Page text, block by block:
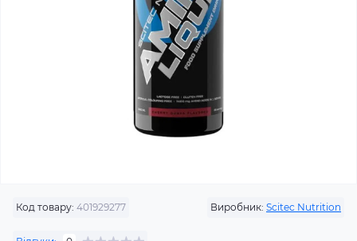
Код товару: 401929277 Виробник: Scitec Nutrition